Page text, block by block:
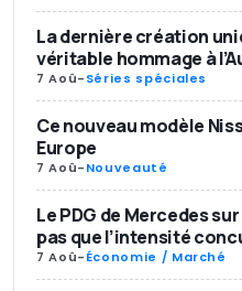
La dernière création
véritable hommage à
7 Aoû-Séries spéciales
Ce nouveau modèle
Europe
7 Aoû-Nouveauté
Le PDG de Mercedes
pas que l’intensité
7 Aoû-Économie / Marché